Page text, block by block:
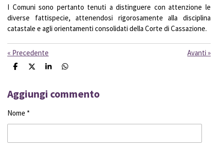
I Comuni sono pertanto tenuti a distinguere con attenzione le
diverse fattispecie, attenendosi rigorosamente alla disciplina
catastale e agli orientamenti consolidati della Corte di Cassazione.
« Precedente Avanti »
C
d
i
i
C
d
i
C
d
i
C
d
i
Aggiungi commento
Nome *